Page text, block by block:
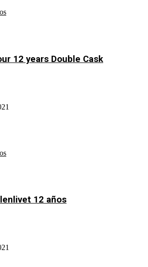
12 years Double Cask
12 años